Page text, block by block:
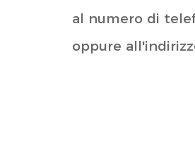
al numero di
oppure